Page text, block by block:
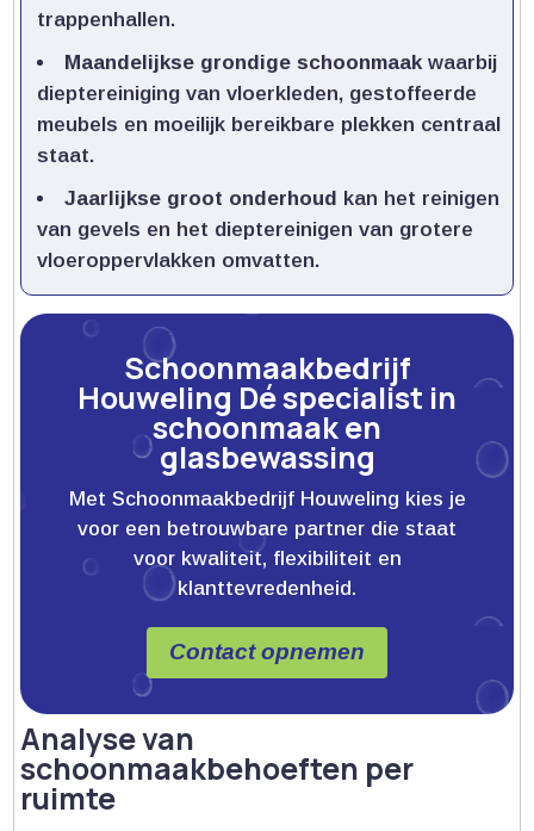
trappenhallen.​
Maandelijkse grondige schoonmaak waarbij
dieptereiniging van vloerkleden, gestoffeerde
meubels en moeilijk bereikbare plekken centraal
staat.​
Jaarlijkse groot onderhoud kan het reinigen
van gevels en het dieptereinigen van grotere
vloeroppervlakken omvatten.​
Schoonmaakbedrijf
Houweling Dé specialist in
schoonmaak en
glasbewassing
Met Schoonmaakbedrijf Houweling kies je
voor een betrouwbare partner die staat
voor kwaliteit, flexibiliteit en
klanttevredenheid.
Contact opnemen
Analyse van
schoonmaakbehoeften per
ruimte